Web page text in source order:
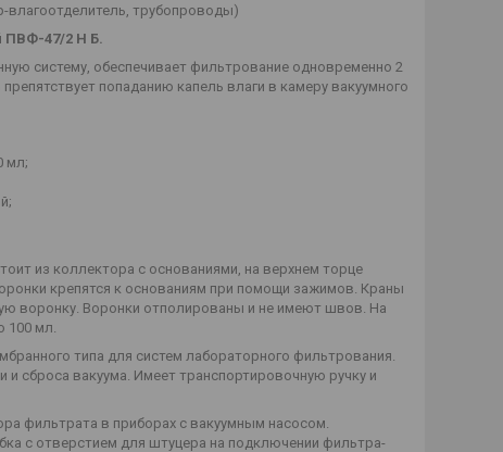
трубопроводы)
ПВФ-47/2 Н Б.
систему, обеспечивает фильтрование одновременно 2
попаданию капель влаги в камеру вакуумного
мл;
из коллектора с основаниями, на верхнем торце
крепятся к основаниям при помощи зажимов. Краны
воронку. Воронки отполированы и не имеют швов. На
100 мл.
типа для систем лабораторного фильтрования.
сброса вакуума. Имеет транспортировочную ручку и
фильтрата в приборах с вакуумным насосом.
с отверстием для штуцера на подключении фильтра-